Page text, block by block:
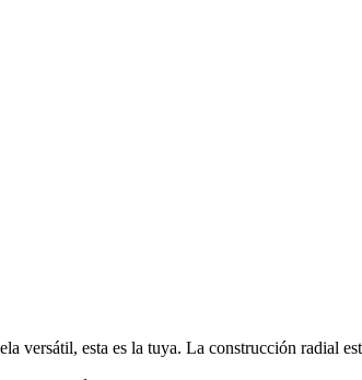
versátil, esta es la tuya. La construcción radial